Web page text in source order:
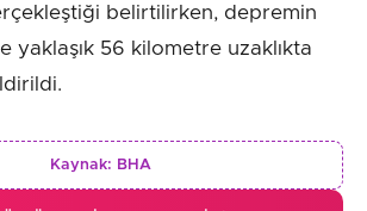
belirtilirken, depremin
yaklaşık 56 kilometre uzaklıkta
Kaynak: BHA